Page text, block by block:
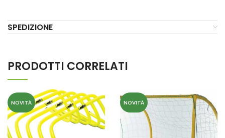
SPEDIZIONE
PRODOTTI CORRELATI
NOVITÀ NOVITÀ